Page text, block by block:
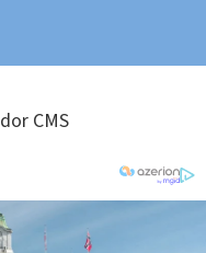
CMS